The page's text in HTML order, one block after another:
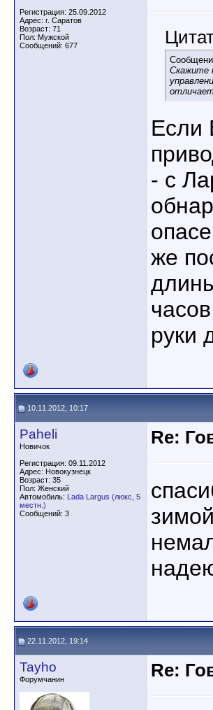
Регистрация: 25.09.2012
Адрес: г. Саратов
Возраст: 71
Пол: Мужской
Сообщений: 677
Скажите
Если
- с
же
руки
10.11.2012, 10:17
Paheli
Новичок
Регистрация: 09.11.2012
Адрес: Новокузнецк
Возраст: 35
Пол: Женский
Автомобиль: Lada Largus (люкс, 5
местн.)
Сообщений: 3
Re:
22.11.2012, 19:14
Tayho
Форумчанин Re: